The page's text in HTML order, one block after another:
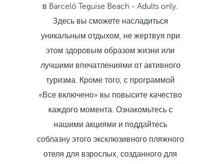
в Barceló Teguise Beach - Adults only.
Здесь вы сможете насладиться
уникальным отдыхом, не жертвуя при
этом здоровым образом жизни или
лучшими впечатлениями от активного
туризма. Кроме того, с программой
«Все включено» вы повысите качество
каждого момента. Ознакомьтесь с
нашими акциями и поддайтесь
соблазну этого эксклюзивного пляжного
отеля для взрослых, созданного для